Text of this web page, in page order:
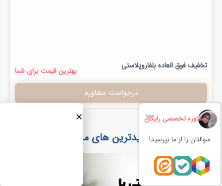
تخفیف فوق العاده بلفاروپلاستی بهترین قیمت برای شما
درخواست مشاوره
جدیدترین های مجله
مشاوره تخصصی رایگان
سوالتان را از ما بپرسید!